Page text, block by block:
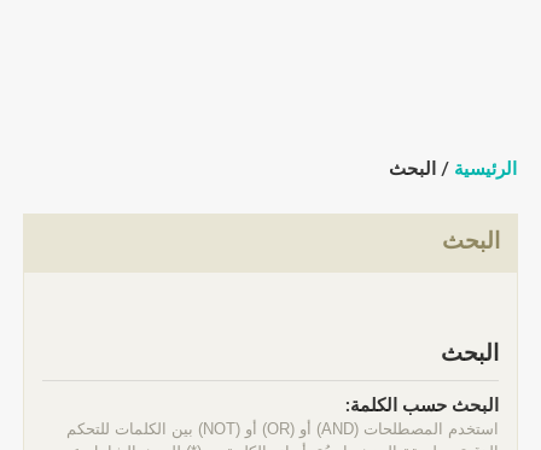
الرئيسية / البحث
البحث
البحث
البحث حسب الكلمة:
استخدم المصطلحات (AND) أو (OR) أو (NOT) بين الكلمات للتحكم